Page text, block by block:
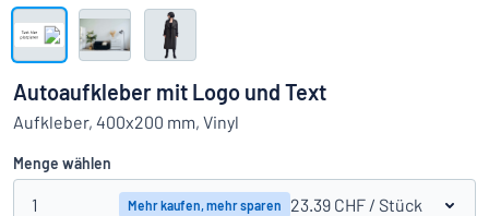
Das Gesuchte nicht gefunden?
Alle Kategorien anzeigen
Einloggen
Kundenservice
Autoaufkleber mit Logo und Text
Aufkleber, 400x200 mm, Vinyl
Menge wählen
1 Mehr kaufen, mehr sparen 23.39 CHF / Stück